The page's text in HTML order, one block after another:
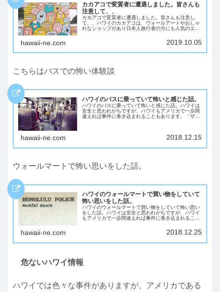
カカアコで変質者に遭遇しました。皆さんも
注意して、、
カカアコで変質者に遭遇しました。皆さんも注意し
て、、ハワイのカカアコは、ウォールアートやおしゃ
れなショップがあり日本人旅行者の方にも人気のエリ
あう事件なども発生しており、注意しなければ行けな
hawaii-ne.com 2019.10.05
こちらはバスでの怖い体験談
ハワイのバスに乗っていて怖いと感じた話。
ハワイのバスに乗っていて怖いと感じた話。ハワイは
安全と思われがちですが、ハワイもアメリカで一歩間
違えれば事件に巻き込まれることもあります。「ザ世
hawaii-ne.com 2018.12.15
ウォールマートで怖い思いをした話。
ハワイのウォールマートで買い物をしていて
怖い思いをした話。
ハワイのウォールマートで買い物をしていて怖い思い
をした話。ハワイは安全と思われがちですが、ハワイ
もアメリカで一歩間違えれば事件に巻き込まれること
本人暴行事件が報道されましたが、それをみて改め
hawaii-ne.com 2018.12.25
危ないハワイ情報
ハワイでは色々な事件がありますが、アメリカである